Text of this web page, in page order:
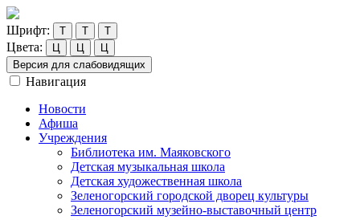
Шрифт: Т Т Т
Цвета: Ц Ц
Ц
Версия для слабовидящих
Навигация
Новости
Афиша
Учреждения
Библиотека им. Маяковского
Детская музыкальная школа
Детская художественная школа
Зеленогорский городской дворец культуры
Зеленогорский музейно-выставочный центр